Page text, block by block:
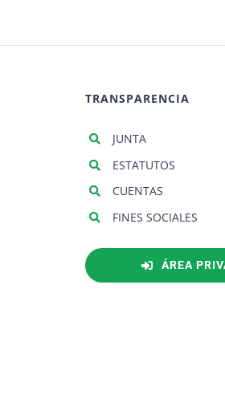
TRANSPARENCIA
JUNTA
ESTATUTOS
CUENTAS
FINES SOCIALES
ÁREA